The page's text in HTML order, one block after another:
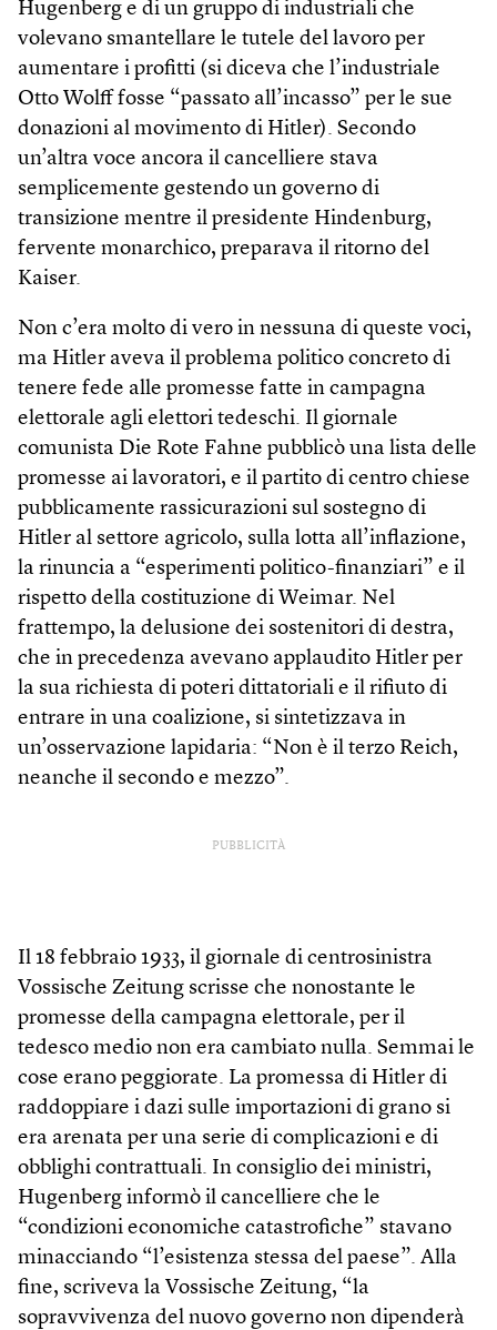
Hugenberg e di un gruppo di industriali che
volevano smantellare le tutele del lavoro per
aumentare i profitti (si diceva che l’industriale
Otto Wolff fosse “passato all’incasso” per le sue
donazioni al movimento di Hitler). Secondo
un’altra voce ancora il cancelliere stava
semplicemente gestendo un governo di
transizione mentre il presidente Hindenburg,
fervente monarchico, preparava il ritorno del
Kaiser.
Non c’era molto di vero in nessuna di queste voci,
ma Hitler aveva il problema politico concreto di
tenere fede alle promesse fatte in campagna
elettorale agli elettori tedeschi. Il giornale
comunista Die Rote Fahne pubblicò una lista delle
promesse ai lavoratori, e il partito di centro chiese
pubblicamente rassicurazioni sul sostegno di
Hitler al settore agricolo, sulla lotta all’inflazione,
la rinuncia a “esperimenti politico-finanziari” e il
rispetto della costituzione di Weimar. Nel
frattempo, la delusione dei sostenitori di destra,
che in precedenza avevano applaudito Hitler per
la sua richiesta di poteri dittatoriali e il rifiuto di
entrare in una coalizione, si sintetizzava in
un’osservazione lapidaria: “Non è il terzo Reich,
neanche il secondo e mezzo”.
PUBBLICITÀ
Il 18 febbraio 1933, il giornale di centrosinistra
Vossische Zeitung scrisse che nonostante le
promesse della campagna elettorale, per il
tedesco medio non era cambiato nulla. Semmai le
cose erano peggiorate. La promessa di Hitler di
raddoppiare i dazi sulle importazioni di grano si
era arenata per una serie di complicazioni e di
obblighi contrattuali. In consiglio dei ministri,
Hugenberg informò il cancelliere che le
“condizioni economiche catastrofiche” stavano
minacciando “l’esistenza stessa del paese”. Alla
fine, scriveva la Vossische Zeitung, “la
sopravvivenza del nuovo governo non dipenderà